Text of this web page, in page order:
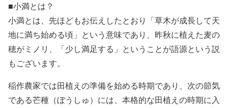
■小満とは？
小満とは、先ほどもお伝えしたとおり「草木が成長して天
地に満ち始める頃」という意味であり、昨秋に植えた麦の
穂がミノリ、「少し満足する」ということが語源という説
もございます。
稲作農家では田植えの準備を始める時期であり、次の節気
である芒種（ぼうしゅ）には、本格的な田植えの時期に入